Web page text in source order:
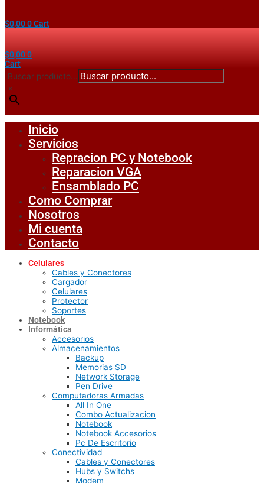
$0,000Cart
$0,000
Cart
Buscar producto...
×
Inicio
Servicios
Repracion PC y Notebook
Reparacion VGA
Ensamblado PC
Como Comprar
Nosotros
Mi cuenta
Contacto
Celulares
Cables y Conectores
Cargador
Celulares
Protector
Soportes
Notebook
Informática
Accesorios
Almacenamientos
Backup
Memorias SD
Network Storage
Pen Drive
Computadoras Armadas
All In One
Combo Actualizacion
Notebook
Notebook Accesorios
Pc De Escritorio
Conectividad
Cables y Conectores
Hubs y Switchs
Modem